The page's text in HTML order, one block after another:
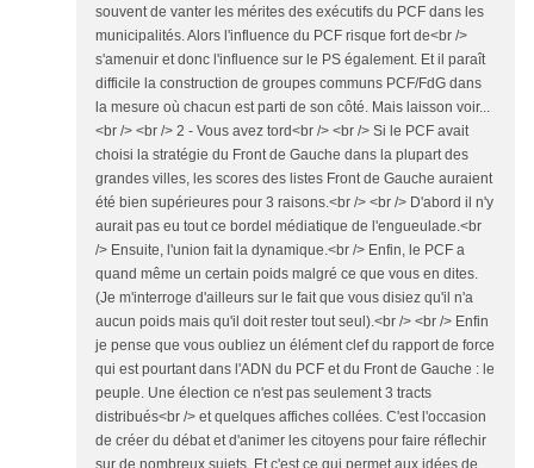
souvent de vanter les mérites des exécutifs du PCF dans les
municipalités. Alors l'influence du PCF risque fort de<br />
s'amenuir et donc l'influence sur le PS également. Et il paraît
difficile la construction de groupes communs PCF/FdG dans
la mesure où chacun est parti de son côté. Mais laisson voir...
<br /> <br /> 2 - Vous avez tord<br /> <br /> Si le PCF avait
choisi la stratégie du Front de Gauche dans la plupart des
grandes villes, les scores des listes Front de Gauche auraient
été bien supérieures pour 3 raisons.<br /> <br /> D'abord il n'y
aurait pas eu tout ce bordel médiatique de l'engueulade.<br
/> Ensuite, l'union fait la dynamique.<br /> Enfin, le PCF a
quand même un certain poids malgré ce que vous en dites.
(Je m'interroge d'ailleurs sur le fait que vous disiez qu'il n'a
aucun poids mais qu'il doit rester tout seul).<br /> <br /> Enfin
je pense que vous oubliez un élément clef du rapport de force
qui est pourtant dans l'ADN du PCF et du Front de Gauche : le
peuple. Une élection ce n'est pas seulement 3 tracts
distribués<br /> et quelques affiches collées. C'est l'occasion
de créer du débat et d'animer les citoyens pour faire réflechir
sur de nombreux sujets. Et c'est ce qui permet aux idées de